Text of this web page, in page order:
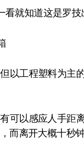
就知道这是罗技
以工程塑料为主
可以感应人手距
而离开大概十秒